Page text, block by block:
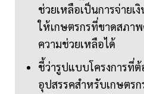
ช่วยเหลือเป็นการจ่ายเ
ให้เกษตรกรที่ขาดสภาพ
ความช่วยเหลือได้
ชี้ว่ารูปแบบโครงการที่ต้
อุปสรรคสำหรับเกษตร